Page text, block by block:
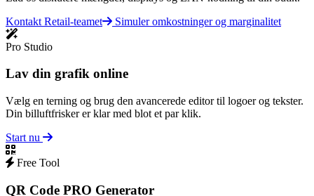
Kontakt Retail-teamet
Simuler omkostninger og marginalitet
Pro Studio
Lav din grafik online
Vælg en terning og brug den avancerede editor til logoer og tekster.
Din billuftfrisker er klar med blot et par klik.
Start nu
Free Tool
QR Code PRO Generator